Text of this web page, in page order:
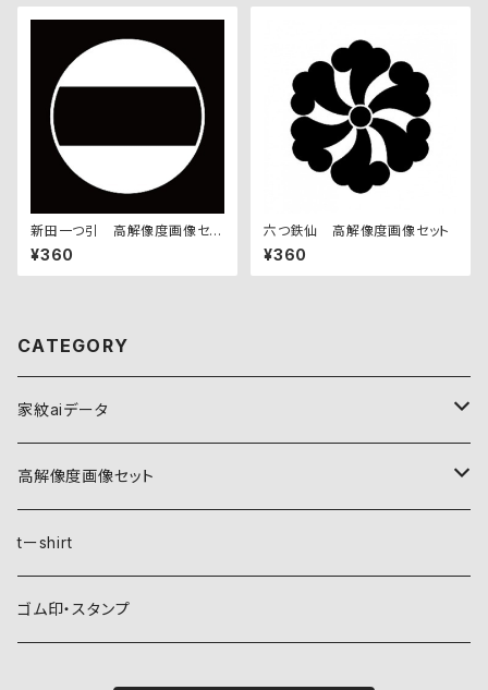
新田一つ引 高解像度画像セッ
ト
¥360
六つ鉄仙 高解像度画像セット
¥360
CATEGORY
家紋aiデータ
自然紋
稲妻
霞
植物紋
葵
動物紋
高解像度画像セット
自然紋
稲妻
植物紋
tーshirt
ゴム印・スタンプ